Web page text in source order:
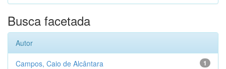
Busca facetada
Autor
1
Campos, Caio de Alcântara